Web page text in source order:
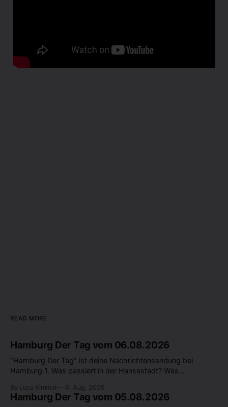
READ MORE
Hamburg Der Tag vom 06.08.2026
“Hamburg Der Tag” ist deine Nachrichtensendung bei
Hamburg 1. Was passiert in der Hansestadt? Was
in unserer Stadt an? Fragen, die von Montag bis Freitag LIVE
um 18 Uhr beantwortet werden - auf YouTube und im TV.
By Luca Kimmel 6. Aug. 2026
Hamburg Der Tag vom 05.08.2026